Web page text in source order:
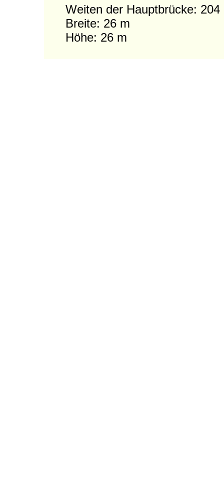
Weiten der Hauptbrücke: 204
Breite: 26 m
Höhe: 26 m